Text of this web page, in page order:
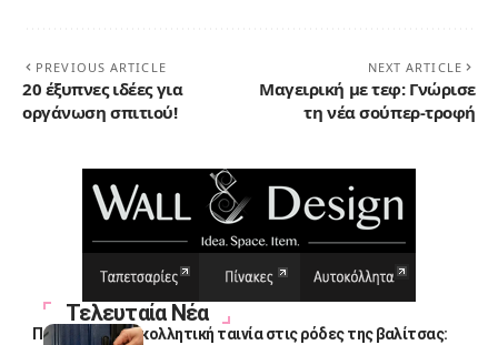
PREVIOUS ARTICLE
20 έξυπνες ιδέες για
οργάνωση σπιτιού!
NEXT ARTICLE
Μαγειρική με τεφ: Γνώρισε
τη νέα σούπερ-τροφή
Τελευταία Νέα
Πολλοί βάζουν κολλητική ταινία στις ρόδες της βαλίτσας: